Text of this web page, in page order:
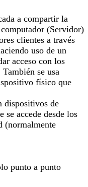
a compartir la
(Servidor)
clientes a través
uso de un
acceso con los
se usa
físico que
dispositivos de
se accede desde los
(normalmente
punto a punto